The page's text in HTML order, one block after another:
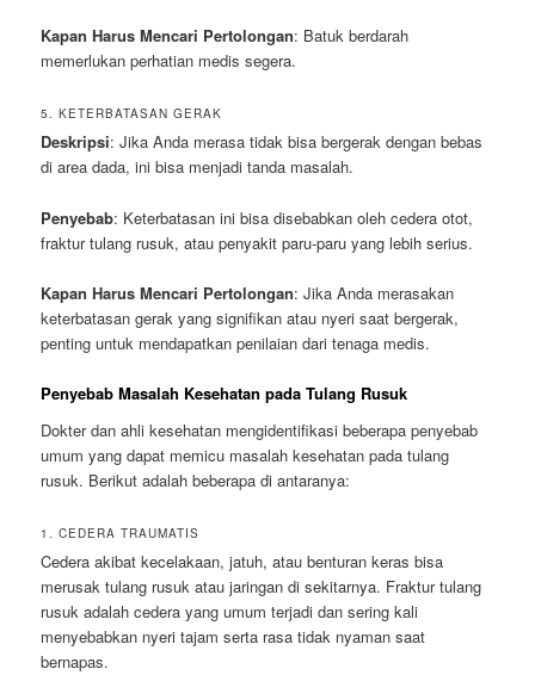
Kapan Harus Mencari Pertolongan: Batuk berdarah
memerlukan perhatian medis segera.
5. KETERBATASAN GERAK
Deskripsi: Jika Anda merasa tidak bisa bergerak dengan bebas
di area dada, ini bisa menjadi tanda masalah.
Penyebab: Keterbatasan ini bisa disebabkan oleh cedera otot,
fraktur tulang rusuk, atau penyakit paru-paru yang lebih serius.
Kapan Harus Mencari Pertolongan: Jika Anda merasakan
keterbatasan gerak yang signifikan atau nyeri saat bergerak,
penting untuk mendapatkan penilaian dari tenaga medis.
Penyebab Masalah Kesehatan pada Tulang Rusuk
Dokter dan ahli kesehatan mengidentifikasi beberapa penyebab
umum yang dapat memicu masalah kesehatan pada tulang
rusuk. Berikut adalah beberapa di antaranya:
1. CEDERA TRAUMATIS
Cedera akibat kecelakaan, jatuh, atau benturan keras bisa
merusak tulang rusuk atau jaringan di sekitarnya. Fraktur tulang
rusuk adalah cedera yang umum terjadi dan sering kali
menyebabkan nyeri tajam serta rasa tidak nyaman saat
bernapas.